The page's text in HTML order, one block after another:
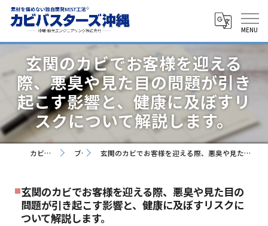
玄関のカビでお客様を迎える
際、悪臭や見た目の問題が引き
起こす影響と、健康に及ぼすリ
スクについて解説します。
カビバスターズ沖縄 ブログ 玄関のカビでお客様を迎える際、悪臭や見た目の問題が引き起こす影響と、健康に及ぼすリスクについて解説します。
玄関のカビでお客様を迎える際、悪臭や見た目の
問題が引き起こす影響と、健康に及ぼすリスクに
ついて解説します。